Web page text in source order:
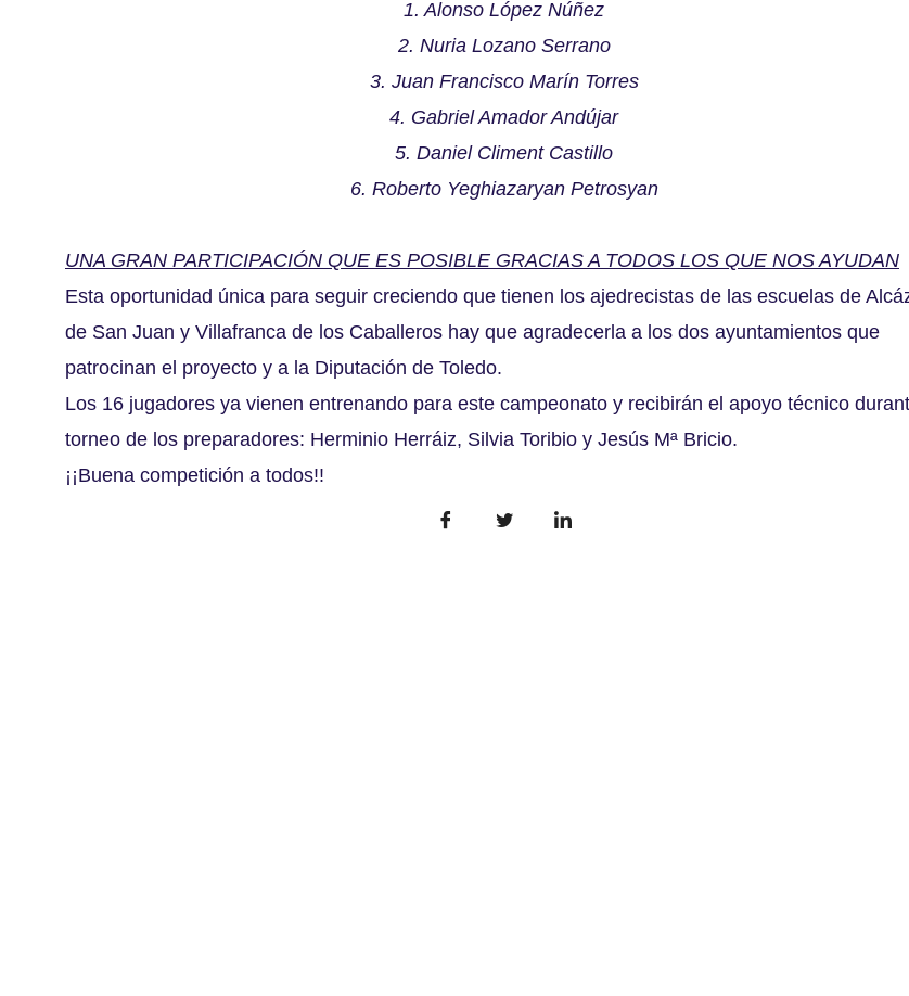
1. Alonso López Núñez
2. Nuria Lozano Serrano
3. Juan Francisco Marín Torres
4. Gabriel Amador Andújar
5. Daniel Climent Castillo
6. Roberto Yeghiazaryan Petrosyan
UNA GRAN PARTICIPACIÓN QUE ES POSIBLE GRACIAS A TODOS LOS QUE NOS AYUDAN
Esta oportunidad única para seguir creciendo que tienen los ajedrecistas de las escuelas de
de San Juan y Villafranca de los Caballeros hay que agradecerla a los dos ayuntamientos que
patrocinan el proyecto y a la Diputación de Toledo.
Los 16 jugadores ya vienen entrenando para este campeonato y recibirán el apoyo técnico
torneo de los preparadores: Herminio Herráiz, Silvia Toribio y Jesús Mª Bricio.
¡¡Buena competición a todos!!